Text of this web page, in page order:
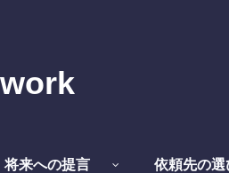
将来への提言 依頼先の選